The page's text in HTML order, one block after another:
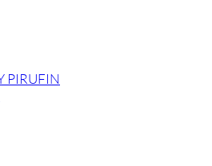
PIRUFIN